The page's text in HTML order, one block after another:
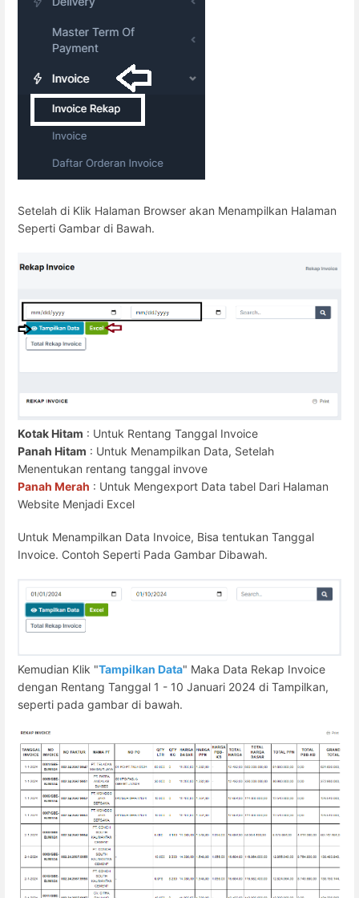
Setelah di Klik Halaman Browser akan Menampilkan Halaman
Seperti Gambar di Bawah.
Kotak Hitam : Untuk Rentang Tanggal Invoice
Panah Hitam : Untuk Menampilkan Data, Setelah
Menentukan rentang tanggal invove
Panah Merah : Untuk Mengexport Data tabel Dari Halaman
Website Menjadi Excel
Untuk Menampilkan Data Invoice, Bisa tentukan Tanggal
Invoice. Contoh Seperti Pada Gambar Dibawah.
Kemudian Klik "Tampilkan Data" Maka Data Rekap Invoice
dengan Rentang Tanggal 1 - 10 Januari 2024 di Tampilkan,
seperti pada gambar di bawah.